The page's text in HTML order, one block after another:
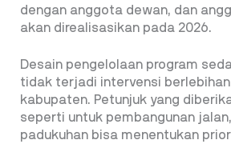
dengan anggota dewan, dan
akan direalisasikan pada 2026.
Desain pengelolaan program
tidak terjadi intervensi
kabupaten. Petunjuk yang
seperti untuk pembangunan
padukuhan bisa menentukan